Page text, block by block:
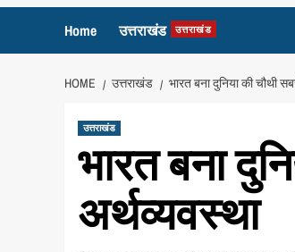
Home उत्तराखंड उत्तराखंड
HOME उत्तराखंड भारत बना दुनिया की चौथी
उत्तराखंड
भारत बना
अर्थव्यवस्था